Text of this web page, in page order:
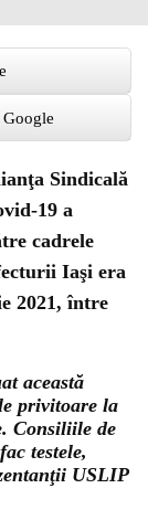
Google
Sindicală
19 a
cadrele
Iaşi era
2021, între
această
privitoare la
Consiliile de
testele,
USLIP